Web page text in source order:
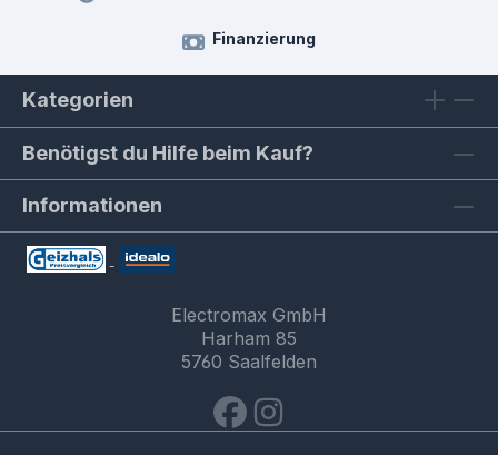
Finanzierung
Kategorien
Benötigst du Hilfe beim Kauf?
Informationen
Electromax GmbH
Harham 85
5760 Saalfelden